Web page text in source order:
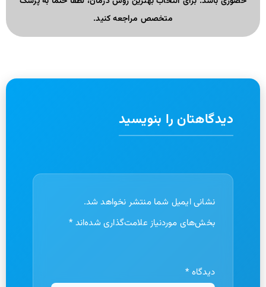
متخصص مراجعه کنید.
دیدگاهتان را بنویسید
نشانی ایمیل شما منتشر نخواهد شد.
بخش‌های موردنیاز علامت‌گذاری شده‌اند *
دیدگاه *